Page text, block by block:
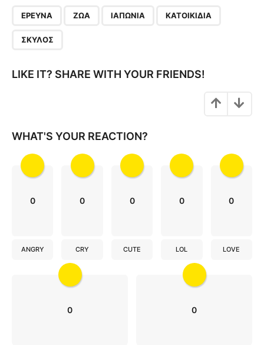
a
n
ΈΡΕΥΝΑ ΖΏΑ ΙΑΠΩΝΊΑ ΚΑΤΟΙΚΊΔΙΑ
ΣΚΎΛΟΣ
LIKE IT? SHARE WITH YOUR FRIENDS!
WHAT'S YOUR REACTION?
0
ANGRY
0
CRY
0
CUTE
0
LOL
0
LOVE
0 0